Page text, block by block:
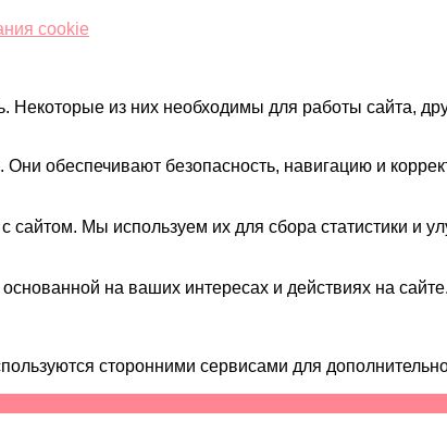
cookie
из них необходимы для работы сайта,
обеспечивают безопасность, навигацию и
Мы используем их для сбора статистики и
на ваших интересах и действиях на сайте.
сторонними сервисами для